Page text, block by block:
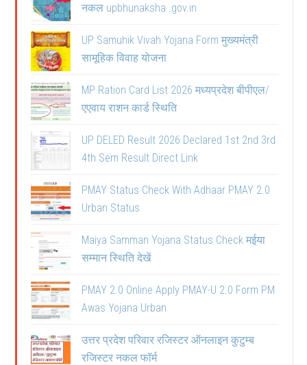
नकल upbhunaksha .gov.in
UP Samuhik Vivah Yojana Form मुख्यमंत्री
सामूहिक विवाह योजना
MP Ration Card List 2026 मध्यप्रदेश बीपीएल/
एएवाय राशन कार्ड स्थिति
UP DELED Result 2026 Declared 1st 2nd 3rd
4th Sem Result Direct Link
PMAY Status Check With Adhaar PMAY 2.0
Urban Status
Maiya Samman Yojana Status Check मईया
सम्मान स्थिति देखें
PMAY 2.0 Online Apply PMAY-U 2.0 Form PM
Awas Yojana Urban
उत्तर प्रदेश परिवार रजिस्टर ऑनलाइन कुटुम्ब
रजिस्टर नकल फॉर्म